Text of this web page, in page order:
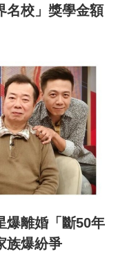
校」獎學金額
爆離婚「斷50年
族爆紛爭